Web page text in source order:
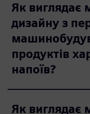
Як виглядає
дизайну з
продуктів
напоїв?
Як виглядає